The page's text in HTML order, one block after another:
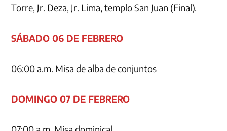
Torre, Jr. Deza, Jr. Lima, templo San Juan (Final).
SÁBADO 06 DE FEBRERO
06:00 a.m. Misa de alba de conjuntos
DOMINGO 07 DE FEBRERO